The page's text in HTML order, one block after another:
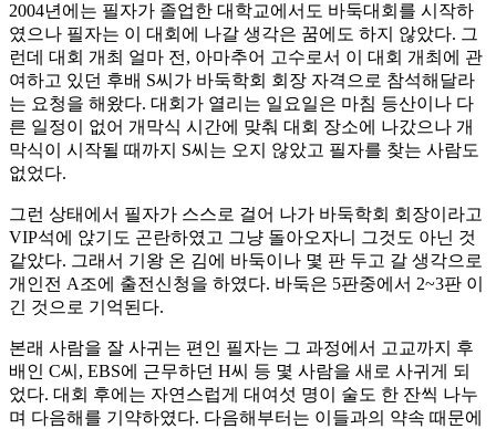
2004년에는 필자가 졸업한 대학교에서도 바둑대회를 시작하
였으나 필자는 이 대회에 나갈 생각은 꿈에도 하지 않았다. 그
런데 대회 개최 얼마 전, 아마추어 고수로서 이 대회 개최에 관
여하고 있던 후배 S씨가 바둑학회 회장 자격으로 참석해달라
는 요청을 해왔다. 대회가 열리는 일요일은 마침 등산이나 다
른 일정이 없어 개막식 시간에 맞춰 대회 장소에 나갔으나 개
막식이 시작될 때까지 S씨는 오지 않았고 필자를 찾는 사람도
없었다.
그런 상태에서 필자가 스스로 걸어 나가 바둑학회 회장이라고
VIP석에 앉기도 곤란하였고 그냥 돌아오자니 그것도 아닌 것
같았다. 그래서 기왕 온 김에 바둑이나 몇 판 두고 갈 생각으로
개인전 A조에 출전신청을 하였다. 바둑은 5판중에서 2~3판 이
긴 것으로 기억된다.
본래 사람을 잘 사귀는 편인 필자는 그 과정에서 고교까지 후
배인 C씨, EBS에 근무하던 H씨 등 몇 사람을 새로 사귀게 되
었다. 대회 후에는 자연스럽게 대여섯 명이 술도 한 잔씩 나누
며 다음해를 기약하였다. 다음해부터는 이들과의 약속 때문에